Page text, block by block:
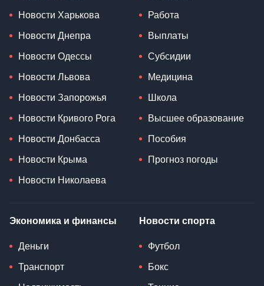
Новости Харькова
Новости Днепра
Новости Одессы
Новости Львова
Новости Запорожья
Новости Кривого Рога
Новости Донбасса
Новости Крыма
Новости Николаева
Работа
Выплаты
Субсидии
Медицина
Школа
Высшее образование
Пособия
Прогноз погоды
Экономика и финансы
Деньги
Транспорт
Новости спорта
Футбол
Бокс